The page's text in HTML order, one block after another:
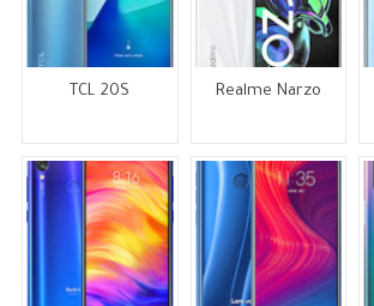
TCL 20S Realme Narzo